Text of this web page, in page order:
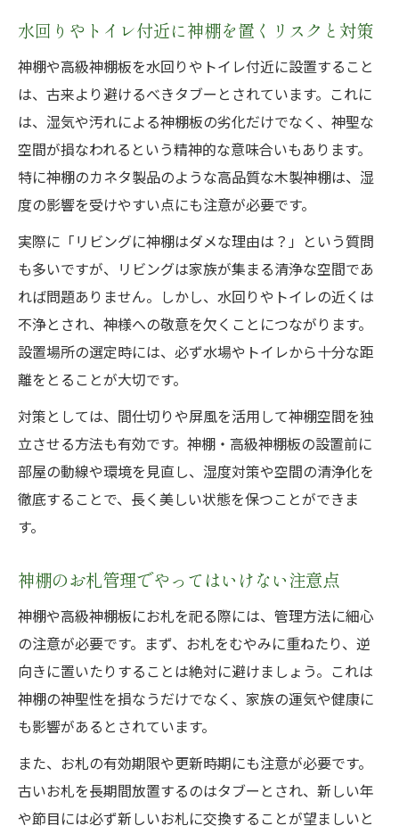
水回りやトイレ付近に神棚を置くリスクと対策
神棚や高級神棚板を水回りやトイレ付近に設置すること
は、古来より避けるべきタブーとされています。これに
は、湿気や汚れによる神棚板の劣化だけでなく、神聖な
空間が損なわれるという精神的な意味合いもあります。
特に神棚のカネタ製品のような高品質な木製神棚は、湿
度の影響を受けやすい点にも注意が必要です。
実際に「リビングに神棚はダメな理由は？」という質問
も多いですが、リビングは家族が集まる清浄な空間であ
れば問題ありません。しかし、水回りやトイレの近くは
不浄とされ、神様への敬意を欠くことにつながります。
設置場所の選定時には、必ず水場やトイレから十分な距
離をとることが大切です。
対策としては、間仕切りや屏風を活用して神棚空間を独
立させる方法も有効です。神棚・高級神棚板の設置前に
部屋の動線や環境を見直し、湿度対策や空間の清浄化を
徹底することで、長く美しい状態を保つことができま
す。
神棚のお札管理でやってはいけない注意点
神棚や高級神棚板にお札を祀る際には、管理方法に細心
の注意が必要です。まず、お札をむやみに重ねたり、逆
向きに置いたりすることは絶対に避けましょう。これは
神棚の神聖性を損なうだけでなく、家族の運気や健康に
も影響があるとされています。
また、お札の有効期限や更新時期にも注意が必要です。
古いお札を長期間放置するのはタブーとされ、新しい年
や節目には必ず新しいお札に交換することが望ましいと